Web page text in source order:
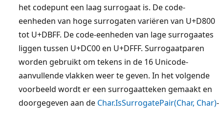
het codepunt een laag surrogaat is. De code-
eenheden van hoge surrogaten variëren van U+D800
tot U+DBFF. De code-eenheden van lage surrogaates
liggen tussen U+DC00 en U+DFFF. Surrogaatparen
worden gebruikt om tekens in de 16 Unicode-
aanvullende vlakken weer te geven. In het volgende
voorbeeld wordt er een surrogaatteken gemaakt en
doorgegeven aan de Char.IsSurrogatePair(Char, Char)-